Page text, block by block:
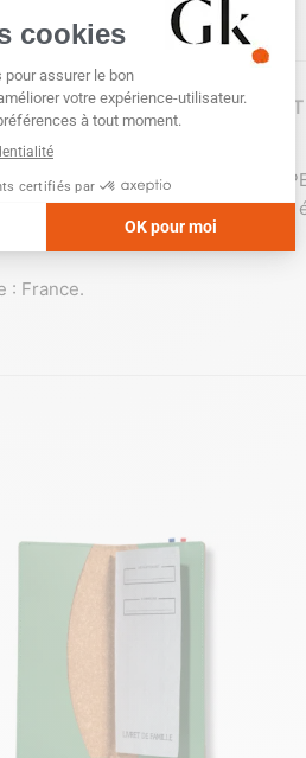
DE
vie privée. Fabriqué en 100%
webcam est parfait pour les
: France.